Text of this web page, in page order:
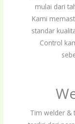
mulai dari
Kami
standar
Control
Tim welder &